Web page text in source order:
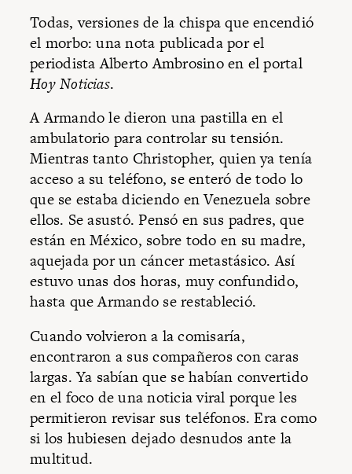
Todas, versiones de la chispa que encendió
el morbo: una nota publicada por el
periodista Alberto Ambrosino en el portal
Hoy Noticias.
A Armando le dieron una pastilla en el
ambulatorio para controlar su tensión.
Mientras tanto Christopher, quien ya tenía
acceso a su teléfono, se enteró de todo lo
que se estaba diciendo en Venezuela sobre
ellos. Se asustó. Pensó en sus padres, que
están en México, sobre todo en su madre,
aquejada por un cáncer metastásico. Así
estuvo unas dos horas, muy confundido,
hasta que Armando se restableció.
Cuando volvieron a la comisaría,
encontraron a sus compañeros con caras
largas. Ya sabían que se habían convertido
en el foco de una noticia viral porque les
permitieron revisar sus teléfonos. Era como
si los hubiesen dejado desnudos ante la
multitud.